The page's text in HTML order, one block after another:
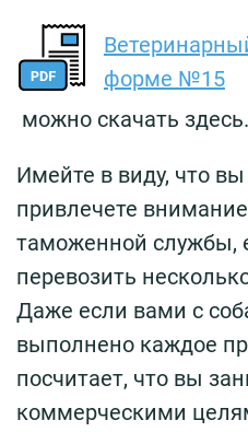
форме №15
можно скачать здесь.
Имейте в виду, что
привлечете
таможенной службы,
перевозить
Даже если вами с
выполнено каждое
посчитает, что вы
коммерческими